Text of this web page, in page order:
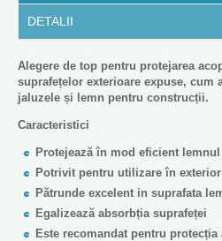
DETALII
Alegere de top pentru protejarea
suprafețelor exterioare expuse, cum
jaluzele și lemn pentru construcții.
Caracteristici
Protejează în mod eficient
Potrivit pentru utilizare în
Pătrunde excelent in suprafata
Egalizează absorbția suprafeței
Este recomandat pentru